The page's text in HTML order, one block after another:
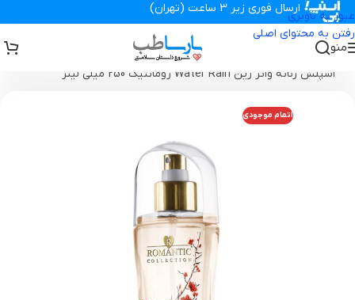
عبور به ناوبری
رفتن به محتوای اصلی
ارسال فوری زیر 3 ساعت (تهران)
منو
تجهیزات پزشکی پارساطب محصولات بهداشتی
اسپلش زنانه واتر رین Water Rain رومانتیک 250 میلی لیتر
اتمام موجودی